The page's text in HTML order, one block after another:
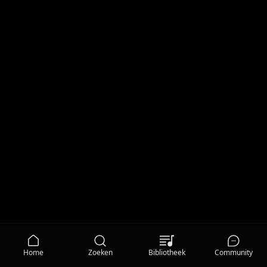
Home Zoeken Bibliotheek Community